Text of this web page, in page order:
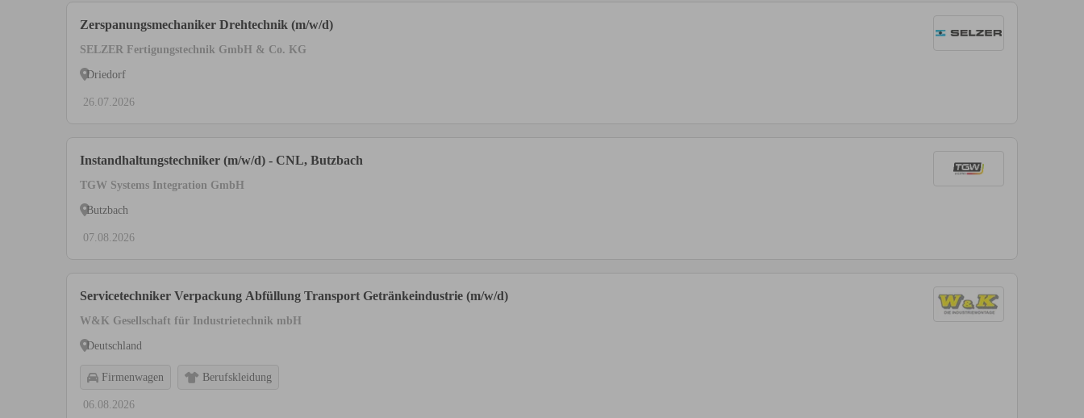
Zerspanungsmechaniker Drehtechnik (m/w/d)
SELZER Fertigungstechnik GmbH & Co. KG
Driedorf
26.07.2026
Instandhaltungstechniker (m/w/d) - CNL, Butzbach
TGW Systems Integration GmbH
Butzbach
07.08.2026
Servicetechniker Verpackung Abfüllung Transport Getränkeindustrie (m/w/d)
W&K Gesellschaft für Industrietechnik mbH
Deutschland
Firmenwagen Berufskleidung
06.08.2026